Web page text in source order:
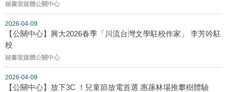
秘書室媒體公關中心
2026-04-09
【公關中心】興大2026春季「川流台灣文學駐校作家」 李芳吟駐
校
秘書室媒體公關中心
2026-04-09
【公關中心】放下3C ！兒童節放電首選 惠蓀林場推攀樹體驗